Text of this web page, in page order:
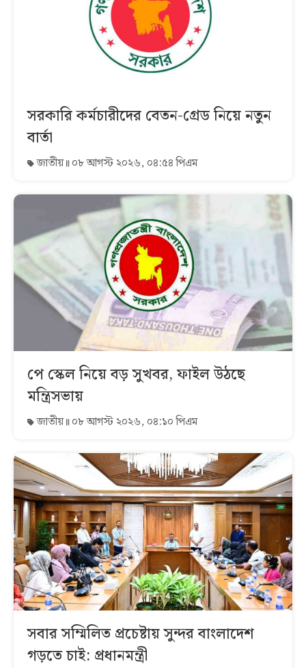
সরকারি কর্মচারীদের বেতন-গ্রেড নিয়ে নতুন
বার্তা
জাতীয় ০৮ আগস্ট ২০২৬, ০৪:৫৪ পিএম
পে স্কেল নিয়ে বড় সুখবর, ফাইল উঠছে
মন্ত্রিসভায়
জাতীয় ০৮ আগস্ট ২০২৬, ০৪:১০ পিএম
সবার সম্মিলিত প্রচেষ্টায় সুন্দর বাংলাদেশ
গড়তে চাই: প্রধানমন্ত্রী